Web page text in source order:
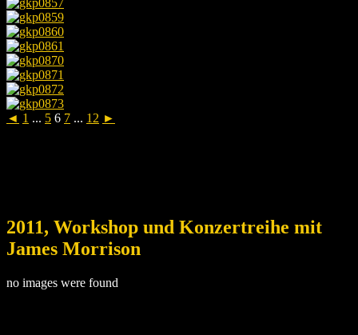
◄ 1 ... 5 6 7 ... 12 ►
2011, Workshop und Konzertreihe mit
James Morrison
no images were found